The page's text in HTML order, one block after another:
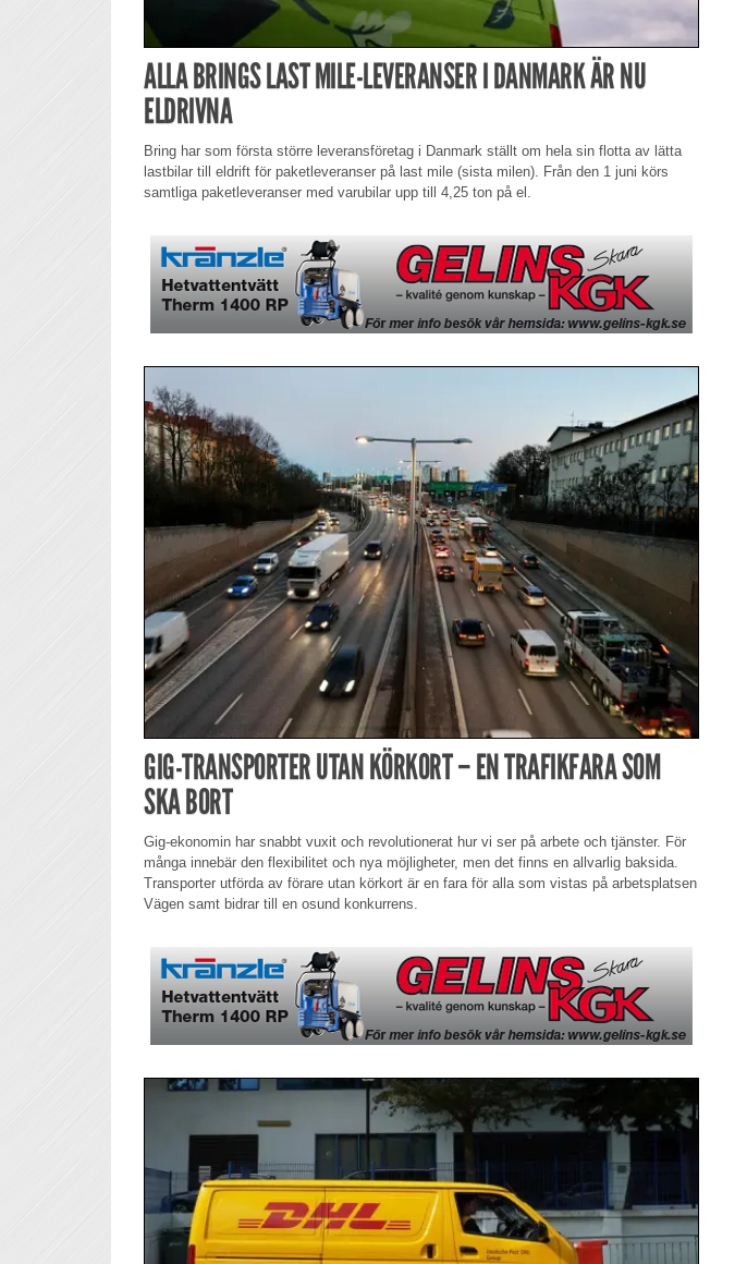
ALLA BRINGS LAST MILE-LEVERANSER I DANMARK ÄR NU
ELDRIVNA
Bring har som första större leveransföretag i Danmark ställt om hela sin flotta av lätta
lastbilar till eldrift för paketleveranser på last mile (sista milen). Från den 1 juni körs
samtliga paketleveranser med varubilar upp till 4,25 ton på el.
GIG-TRANSPORTER UTAN KÖRKORT – EN TRAFIKFARA SOM
SKA BORT
Gig-ekonomin har snabbt vuxit och revolutionerat hur vi ser på arbete och tjänster. För
många innebär den flexibilitet och nya möjligheter, men det finns en allvarlig baksida.
Transporter utförda av förare utan körkort är en fara för alla som vistas på arbetsplatsen
Vägen samt bidrar till en osund konkurrens.